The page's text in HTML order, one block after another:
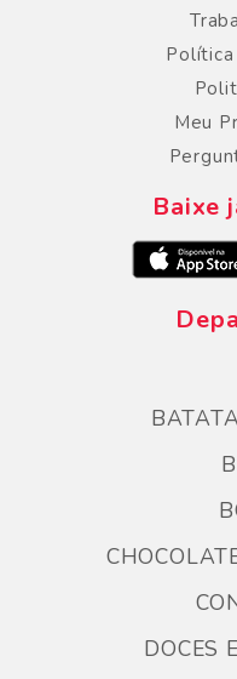
Meu
Baixe
DOCES